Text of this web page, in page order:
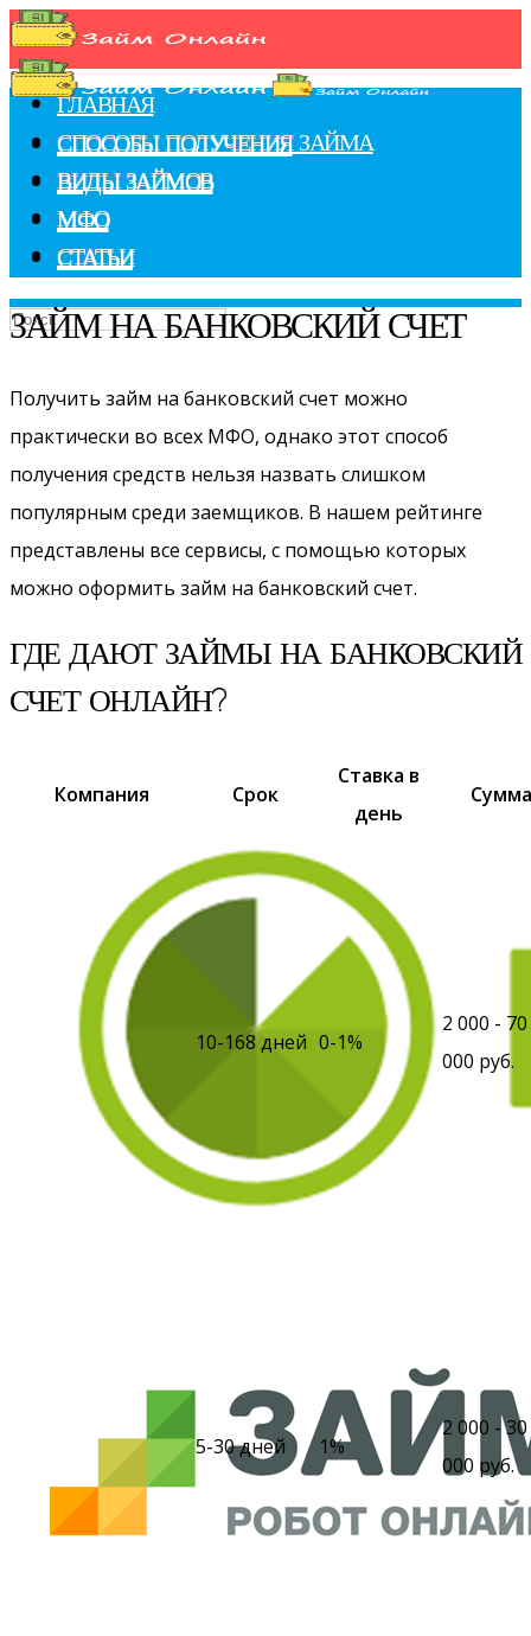
СПОСОБЫ ПОЛУЧЕНИЯ
ВИДЫ ЗАЙМОВ
МФО
СТАТЬИ
ГЛАВНАЯ
СПОСОБЫ ПОЛУЧЕНИЯ ЗАЙМА
ВИДЫ ЗАЙМОВ
МФО
СТАТЬИ
ЗАЙМ НА БАНКОВСКИЙ СЧЕТ
Получить займ на банковский счет можно
практически во всех МФО, однако этот способ
получения средств нельзя назвать слишком
популярным среди заемщиков. В нашем рейтинге
представлены все сервисы, с помощью которых
можно оформить займ на банковский счет.
ГДЕ ДАЮТ ЗАЙМЫ НА БАНКОВСКИЙ
СЧЕТ ОНЛАЙН?
Компания Срок
Ставка в
день
Сумма
10-168 дней 0-1%
2 000 - 70
000 руб.
5-30 дней 1%
2 000 - 30
000 руб.